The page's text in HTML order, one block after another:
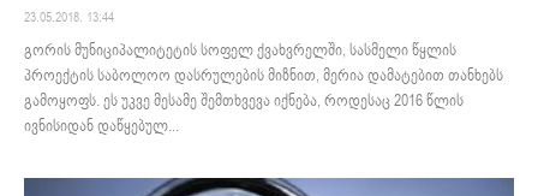
23.05.2018. 13:44
გორის მუნიციპალიტეტის სოფელ ქვახვრელში, სასმელი წყლის
პროექტის საბოლოო დასრულების მიზნით, მერია დამატებით თანხებს
გამოყოფს. ეს უკვე მესამე შემთხვევა იქნება, როდესაც 2016 წლის
ივნისიდან დაწყებულ...